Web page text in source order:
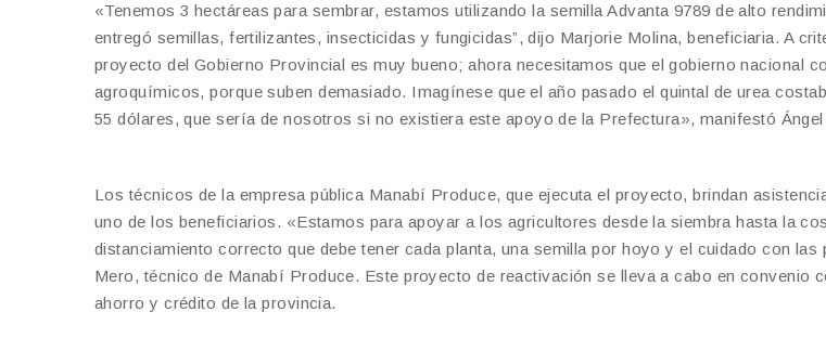
«Tenemos 3 hectáreas para sembrar, estamos utilizando la semilla Advanta 9789 de alto
entregó semillas, fertilizantes, insecticidas y fungicidas”, dijo Marjorie Molina, beneficiaria. A
proyecto del Gobierno Provincial es muy bueno; ahora necesitamos que el gobierno nacional
agroquímicos, porque suben demasiado. Imagínese que el año pasado el quintal de urea
55 dólares, que sería de nosotros si no existiera este apoyo de la Prefectura», manifestó
Los técnicos de la empresa pública Manabí Produce, que ejecuta el proyecto, brindan
uno de los beneficiarios. «Estamos para apoyar a los agricultores desde la siembra hasta la
distanciamiento correcto que debe tener cada planta, una semilla por hoyo y el cuidado con las
Mero, técnico de Manabí Produce. Este proyecto de reactivación se lleva a cabo en convenio
ahorro y crédito de la provincia.